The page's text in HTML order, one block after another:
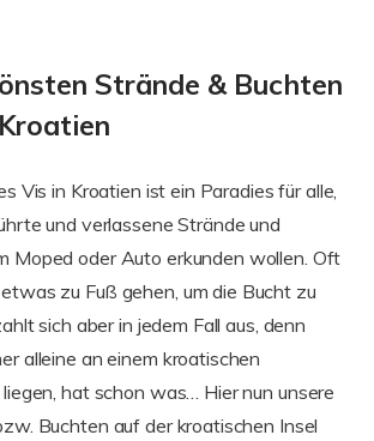
Strände & Buchten
Vis in Kroatien ist ein Paradies für alle,
und verlassene Strände und
Moped oder Auto erkunden wollen. Oft
zu Fuß gehen, um die Bucht zu
sich aber in jedem Fall aus, denn
alleine an einem kroatischen
hat schon was… Hier nun unsere
Buchten auf der kroatischen Insel